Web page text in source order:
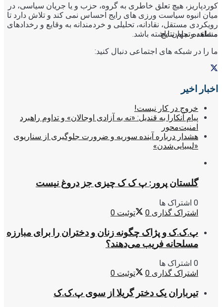
مشاهده تمام نتایج
کوردپاریز، هیچ تعلق خاطری به گروه، حزب و یا جریان سیاسی، در
میان انبوه سیاست ورزی های رایج احساس نمی کند و تلاش دارد تا
رویکردی مستقل، نقادانه، تحلیلی و خردمندانه به وقایع و رخدادهای
منطقه و جهان داشته باشد.
ما را در شبکه های اجتماعی دنبال کنید:
اخبار اخیر
خروج در کار نیست!
پیام آنکارا به قندیل: «نه به آزادی اوجالان» و تداوم راهبرد
امنیت‌محور
هشدار درباره آینده سوریه و ضرورت جلوگیری از سناریوی
«لیبیایی‌شدن»
گلستان پرور: پ ک ک چیزی جز دروغ نیست
0 اشتراک ها
اشتراک گذاری 0 توئیت 0
پ.ک.ک و پژاک چگونه زنان و دختران را برای مبارزه
مسلحانه فریب می‌دهند؟
0 اشتراک ها
اشتراک گذاری 0 توئیت 0
تیرباران یک دختر گریلا از سوی پ.ک.ک